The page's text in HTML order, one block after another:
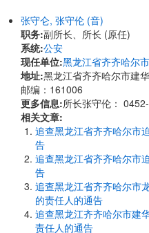
张守仑, 张守伦 (音)
职务:副所长、所长 (原任)
系统:公安
现任单位:黑龙江省齐齐哈尔
地址:黑龙江省齐齐哈尔市建
邮编：161006
更多信息:所长张守伦：
相关文章:
追查黑龙江省齐齐哈尔市
告
追查黑龙江省齐齐哈尔市
告
追查黑龙江省齐齐哈尔市
的责任人的通告
追查黑龙江齐齐哈尔市建
责任人的通告